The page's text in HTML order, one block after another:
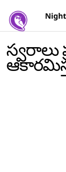
స్వరాలు